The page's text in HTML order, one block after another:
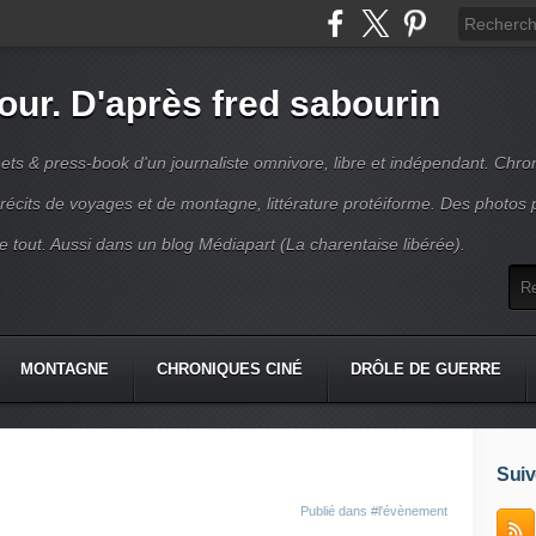
D'après fred sabourin
& press-book d'un journaliste omnivore, libre et indépendant.
de voyages et de montagne, littérature protéiforme. Des photos
tout. Aussi dans un blog Médiapart (La charentaise libérée).
MONTAGNE CHRONIQUES CINÉ DRÔLE DE GUERRE
Publié dans #l'évènement